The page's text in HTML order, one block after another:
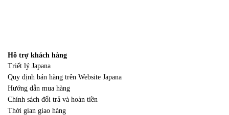
Hỗ trợ khách hàng
Triết lý Japana
Quy định bán hàng trên Website Japana
Hướng dẫn mua hàng
Chính sách đổi trả và hoàn tiền
Thời gian giao hàng